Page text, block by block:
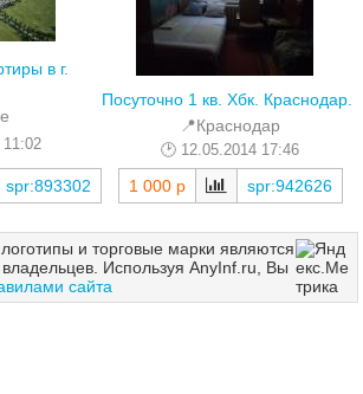
в г.
11:02
spr:893302
Посуточно 1 кв. Хбк. Краснодар.
📍Краснодар
12.05.2014 17:46
1 000 р spr:942626
и торговые марки являются
Используя AnyInf.ru, Вы
сайта